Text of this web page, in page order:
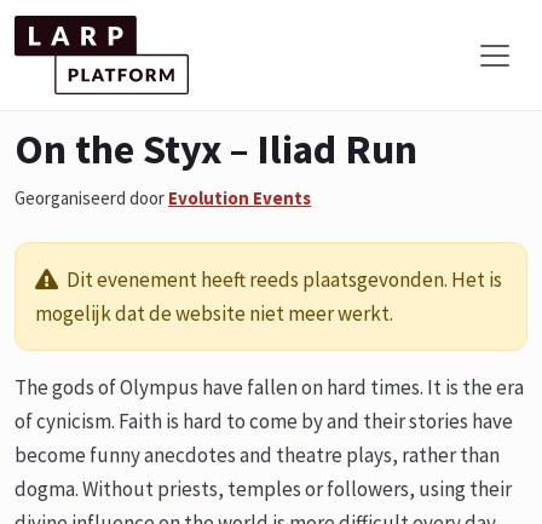
On the Styx – Iliad Run
Georganiseerd door Evolution Events
Dit evenement heeft reeds plaatsgevonden. Het is
mogelijk dat de website niet meer werkt.
The gods of Olympus have fallen on hard times. It is the era
of cynicism. Faith is hard to come by and their stories have
become funny anecdotes and theatre plays, rather than
dogma. Without priests, temples or followers, using their